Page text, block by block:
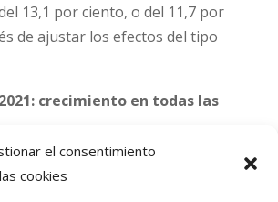
el consentimiento
cookies
13,1 por ciento, o del 11,7 por
de ajustar los efectos del tipo
crecimiento en todas las